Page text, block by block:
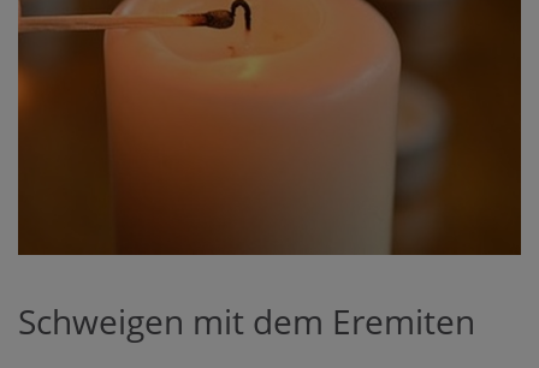
Schweigen mit dem Eremiten